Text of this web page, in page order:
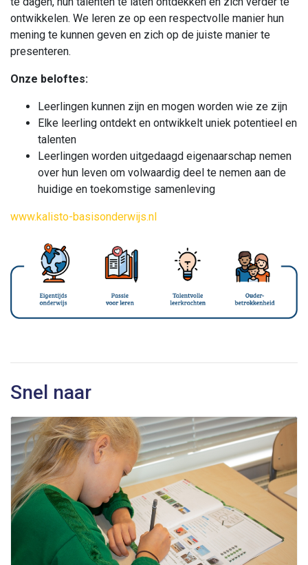
ontwikkelen. We leren ze op een respectvolle manier hun
mening te kunnen geven en zich op de juiste manier te
presenteren.
Onze beloftes:
Leerlingen kunnen zijn en mogen worden wie ze zijn
Elke leerling ontdekt en ontwikkelt uniek potentieel en
talenten
Leerlingen worden uitgedaagd eigenaarschap nemen
over hun leven om volwaardig deel te nemen aan de
huidige en toekomstige samenleving
www.kalisto-basisonderwijs.nl
Snel naar